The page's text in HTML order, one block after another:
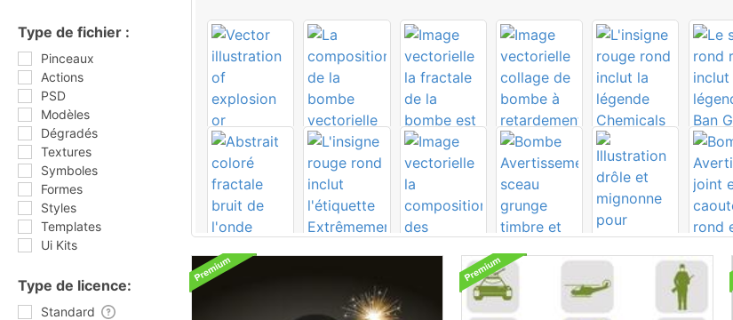
Type de fichier :
Pinceaux
Actions
PSD
Modèles
Dégradés
Textures
Symboles
Formes
Styles
Templates
Ui Kits
Type de licence:
Standard